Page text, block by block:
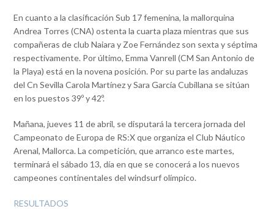
En cuanto a la clasificación Sub 17 femenina, la mallorquina
Andrea Torres (CNA) ostenta la cuarta plaza mientras que sus
compañeras de club Naiara y Zoe Fernández son sexta y séptima
respectivamente. Por último, Emma Vanrell (CM San Antonio de
la Playa) está en la novena posición. Por su parte las andaluzas
del Cn Sevilla Carola Martínez y Sara García Cubillana se sitúan
en los puestos 39º y 42º.
Mañana, jueves 11 de abril, se disputará la tercera jornada del
Campeonato de Europa de RS:X que organiza el Club Náutico
Arenal, Mallorca. La competición, que arranco este martes,
terminará el sábado 13, día en que se conocerá a los nuevos
campeones continentales del windsurf olímpico.
RESULTADOS